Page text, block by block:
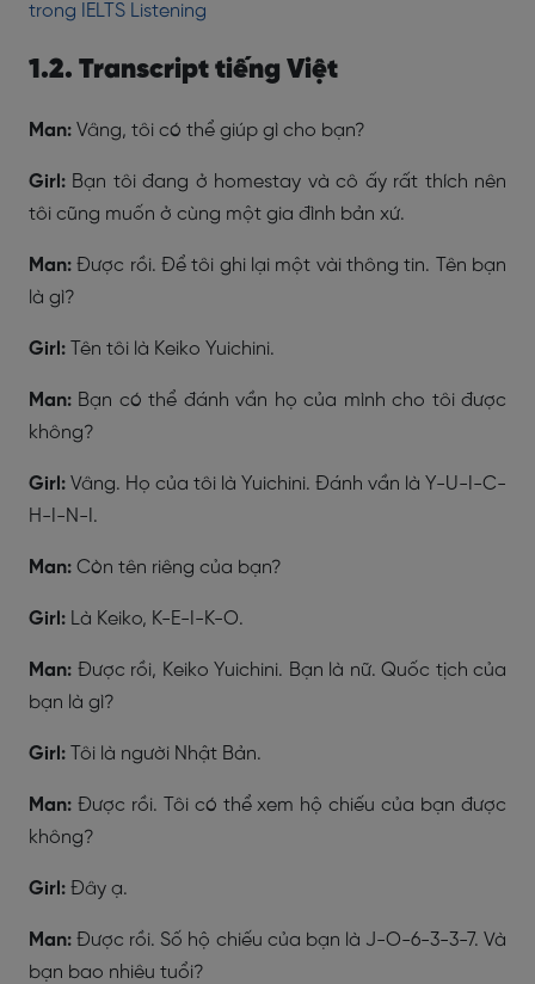
trong IELTS Listening
1.2. Transcript tiếng Việt
Man: Vâng, tôi có thể giúp gì cho bạn?
Girl: Bạn tôi đang ở homestay và cô ấy rất thích nên
tôi cũng muốn ở cùng một gia đình bản xứ.
Man: Được rồi. Để tôi ghi lại một vài thông tin. Tên bạn
là gì?
Girl: Tên tôi là Keiko Yuichini.
Man: Bạn có thể đánh vần họ của mình cho tôi được
không?
Girl: Vâng. Họ của tôi là Yuichini. Đánh vần là Y-U-I-C-
H-I-N-I.
Man: Còn tên riêng của bạn?
Girl: Là Keiko, K-E-I-K-O.
Man: Được rồi, Keiko Yuichini. Bạn là nữ. Quốc tịch của
bạn là gì?
Girl: Tôi là người Nhật Bản.
Man: Được rồi. Tôi có thể xem hộ chiếu của bạn được
không?
Girl: Đây ạ.
Man: Được rồi. Số hộ chiếu của bạn là J-O-6-3-3-7. Và
bạn bao nhiêu tuổi?